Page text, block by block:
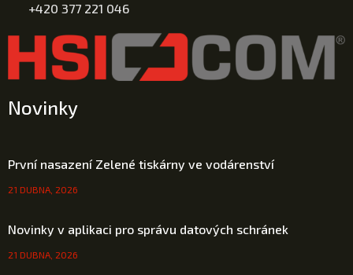
+420 377 221 046
Novinky
První nasazení Zelené tiskárny ve vodárenství
21 DUBNA, 2026
Novinky v aplikaci pro správu datových schránek
21 DUBNA, 2026